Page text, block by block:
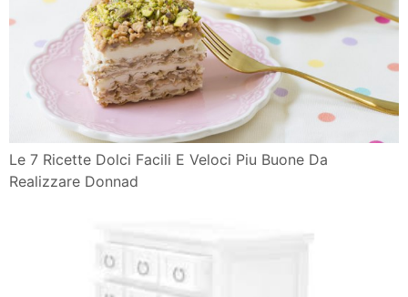
Le 7 Ricette Dolci Facili E Veloci Piu Buone Da
Realizzare Donnad